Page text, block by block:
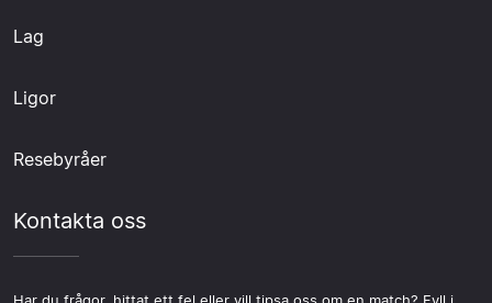
Lag
Ligor
Resebyråer
Kontakta oss